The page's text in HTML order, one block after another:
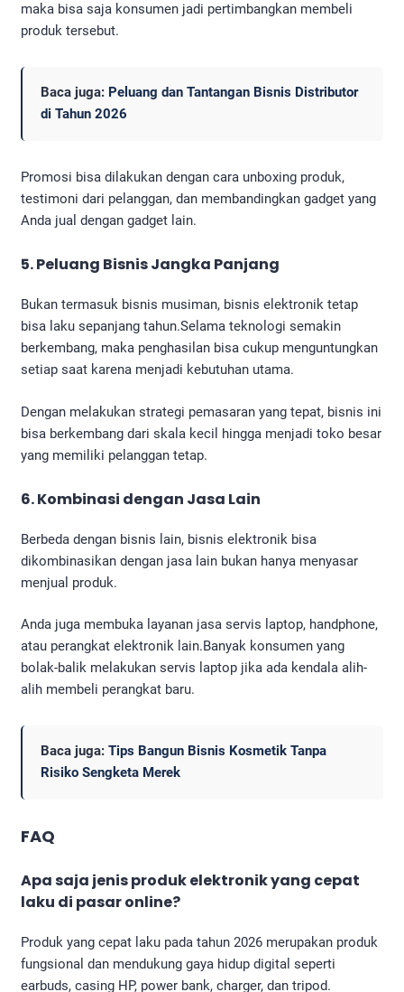
maka bisa saja konsumen jadi pertimbangkan membeli
produk tersebut.
Baca juga: Peluang dan Tantangan Bisnis Distributor
di Tahun 2026
Promosi bisa dilakukan dengan cara unboxing produk,
testimoni dari pelanggan, dan membandingkan gadget yang
Anda jual dengan gadget lain.
5.Peluang Bisnis Jangka Panjang
Bukan termasuk bisnis musiman, bisnis elektronik tetap
bisa laku sepanjang tahun.Selama teknologi semakin
berkembang, maka penghasilan bisa cukup menguntungkan
setiap saat karena menjadi kebutuhan utama.
Dengan melakukan strategi pemasaran yang tepat, bisnis ini
bisa berkembang dari skala kecil hingga menjadi toko besar
yang memiliki pelanggan tetap.
6. Kombinasi dengan Jasa Lain
Berbeda dengan bisnis lain, bisnis elektronik bisa
dikombinasikan dengan jasa lain bukan hanya menyasar
menjual produk.
Anda juga membuka layanan jasa servis laptop, handphone,
atau perangkat elektronik lain.Banyak konsumen yang
bolak-balik melakukan servis laptop jika ada kendala alih-
alih membeli perangkat baru.
Baca juga: Tips Bangun Bisnis Kosmetik Tanpa
Risiko Sengketa Merek
FAQ
Apa saja jenis produk elektronik yang cepat
laku di pasar online?
Produk yang cepat laku pada tahun 2026 merupakan produk
fungsional dan mendukung gaya hidup digital seperti
earbuds, casing HP, power bank, charger, dan tripod.